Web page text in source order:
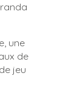
une
de
jeu